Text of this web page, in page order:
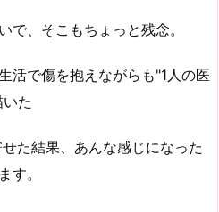
で、そこもちょっと残念。
活で傷を抱えながらも"1人の医
た
せた結果、あんな感じになった
す。